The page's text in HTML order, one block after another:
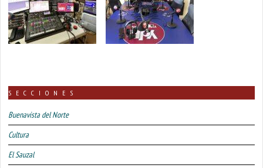
SECCIONES
Buenavista del Norte
Cultura
El Sauzal